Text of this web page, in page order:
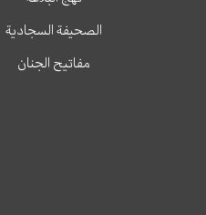
الصحيفة السجادية
مفاتيح الجنان